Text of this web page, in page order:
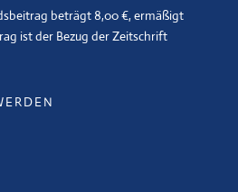
beträgt 8,00 €, ermäßigt
ist der Bezug der Zeitschrift